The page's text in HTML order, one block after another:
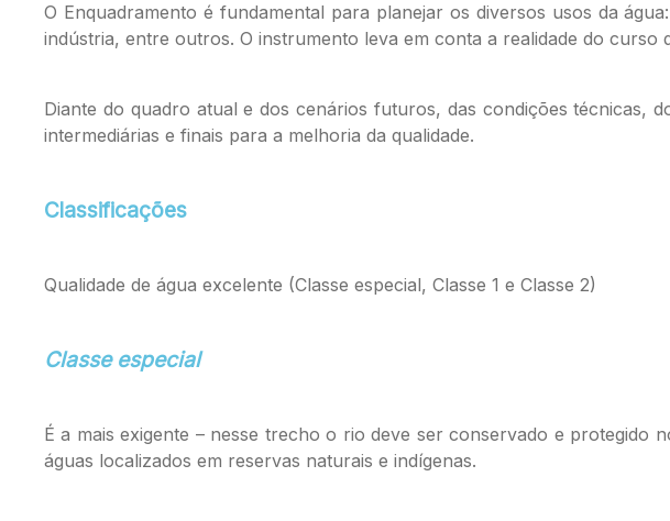
O Enquadramento é fundamental para planejar os diversos usos da
indústria, entre outros. O instrumento leva em conta a realidade do curso
Diante do quadro atual e dos cenários futuros, das condições técnicas,
intermediárias e finais para a melhoria da qualidade.
Classificações
Qualidade de água excelente (Classe especial, Classe 1 e Classe 2)
Classe especial
É a mais exigente – nesse trecho o rio deve ser conservado e protegido
águas localizados em reservas naturais e indígenas.